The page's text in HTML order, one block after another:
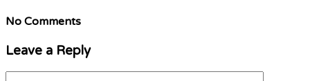
No Comments
Leave a Reply